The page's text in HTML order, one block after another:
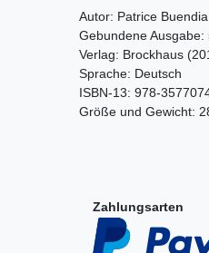
Autor: Patrice
Gebundene Ausgabe:
Verlag: Brockhaus
Sprache: Deutsch
ISBN-13: 978-
Größe und Gewicht:
Zahlungsarten